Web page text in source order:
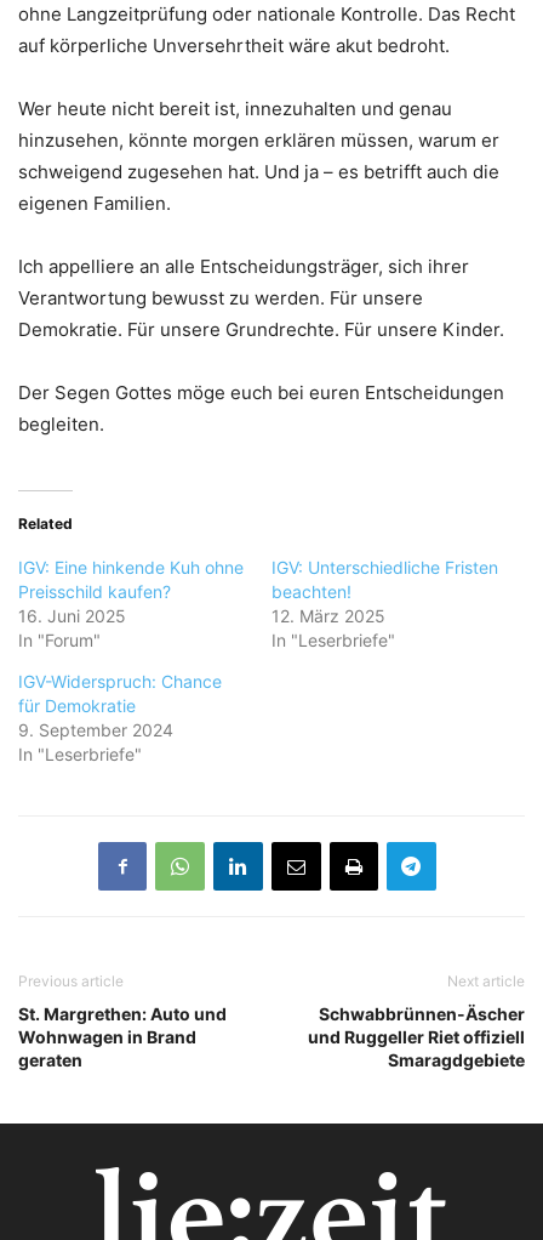
ohne Langzeitprüfung oder nationale Kontrolle. Das Recht
auf körperliche Unversehrtheit wäre akut bedroht.
Wer heute nicht bereit ist, innezuhalten und genau
hinzusehen, könnte morgen erklären müssen, warum er
schweigend zugesehen hat. Und ja – es betrifft auch die
eigenen Familien.
Ich appelliere an alle Entscheidungsträger, sich ihrer
Verantwortung bewusst zu werden. Für unsere
Demokratie. Für unsere Grundrechte. Für unsere Kinder.
Der Segen Gottes möge euch bei euren Entscheidungen
begleiten.
Related
IGV: Eine hinkende Kuh ohne
Preisschild kaufen?
16. Juni 2025
In "Forum"
IGV: Unterschiedliche Fristen
beachten!
12. März 2025
In "Leserbriefe"
IGV-Widerspruch: Chance
für Demokratie
9. September 2024
In "Leserbriefe"
Previous article
St. Margrethen: Auto und
Wohnwagen in Brand
geraten
Next article
Schwabbrünnen-Äscher
und Ruggeller Riet offiziell
Smaragdgebiete